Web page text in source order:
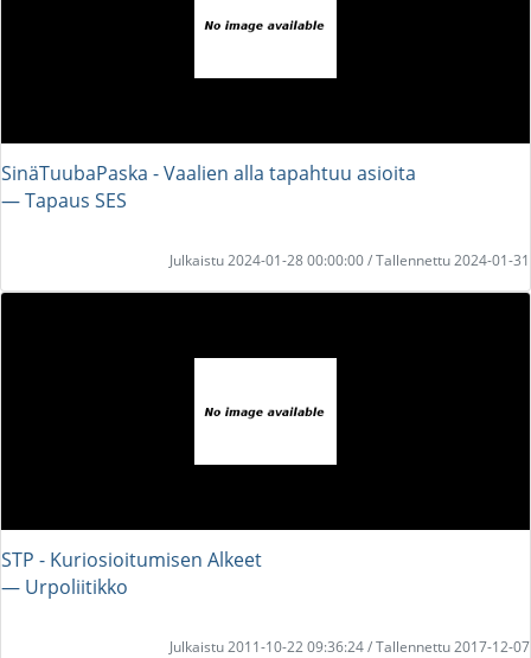
SinäTuubaPaska - Vaalien alla tapahtuu asioita
― Tapaus SES
Julkaistu 2024-01-28 00:00:00 / Tallennettu 2024-01-31
STP - Kuriosioitumisen Alkeet
― Urpoliitikko
Julkaistu 2011-10-22 09:36:24 / Tallennettu 2017-12-07